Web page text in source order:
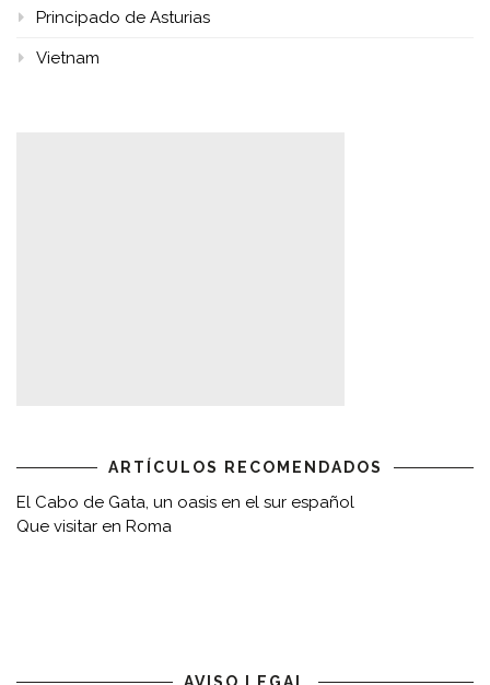
Principado de Asturias
Vietnam
ARTÍCULOS RECOMENDADOS
El Cabo de Gata, un oasis en el sur español
Que visitar en Roma